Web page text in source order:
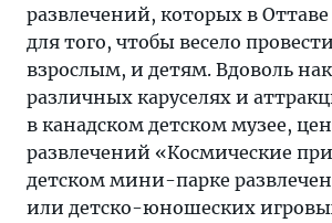
развлечений, которых в Оттаве
для того, чтобы весело
взрослым, и детям. Вдоволь
различных каруселях и
в канадском детском музее,
развлечений «Космические
детском мини-парке
или детско-юношеских